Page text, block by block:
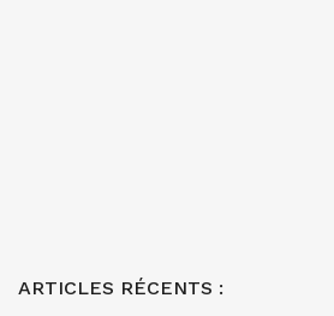
ARTICLES RÉCENTS :